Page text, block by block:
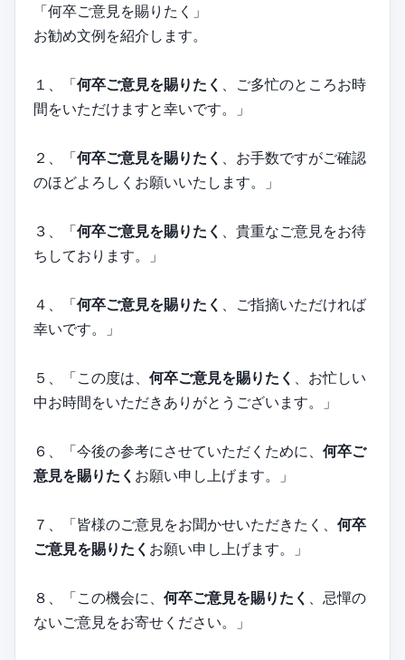
「何卒ご意見を賜りたく」
お勧め文例を紹介します。
１、「何卒ご意見を賜りたく
、ご多忙のところお時
間をいただけますと幸いです。」
２、「何卒ご意見を賜りたく
、お手数ですがご確認
のほどよろしくお願いいたします。」
３、「何卒ご意見を賜りたく
、貴重なご意見をお待
ちしております。」
４、「何卒ご意見を賜りたく
、ご指摘いただければ
幸いです。」
５、「この度は、 何卒ご意見を賜りたく
、お忙しい
中お時間をいただきありがとうございます。」
６、「今後の参考にさせていただくために、 何卒ご
意見を賜りたく お願い申し上げます。」
７、「皆様のご意見をお聞かせいただきたく、 何卒
ご意見を賜りたく お願い申し上げます。」
８、「この機会に、 何卒ご意見を賜りたく
、忌憚の
ないご意見をお寄せください。」